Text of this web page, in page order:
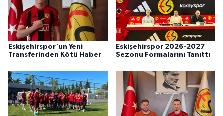
Eskişehirspor'un Yeni
Transferinden Kötü Haber
Eskişehirspor 2026-2027
Sezonu Formalarını Tanıttı